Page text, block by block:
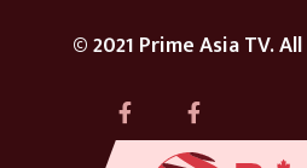
© 2021 Prime Asia TV.